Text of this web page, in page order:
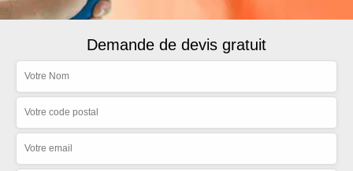
Demande de devis gratuit